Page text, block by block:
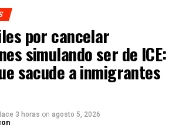
por cancelar
simulando ser de ICE:
sacude a inmigrantes
3 horas on agosto 5, 2026